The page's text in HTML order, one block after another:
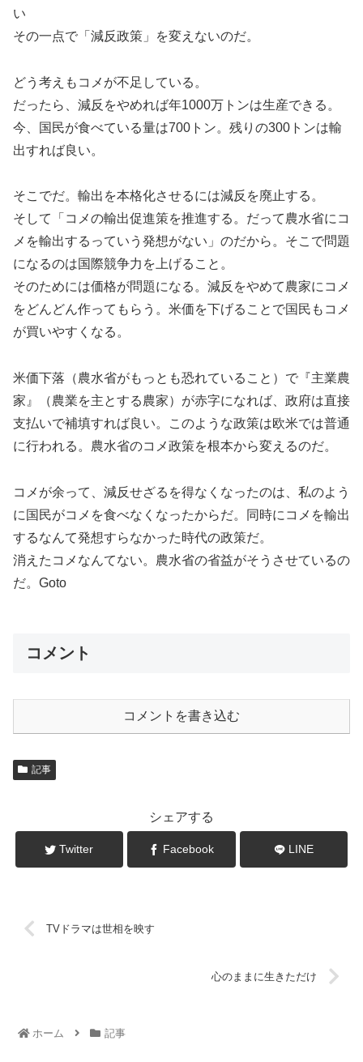
い
その一点で「減反政策」を変えないのだ。
どう考えもコメが不足している。
だったら、減反をやめれば年1000万トンは生産できる。
今、国民が食べている量は700トン。残りの300トンは輸
出すれば良い。
そこでだ。輸出を本格化させるには減反を廃止する。
そして「コメの輸出促進策を推進する。だって農水省にコ
メを輸出するっていう発想がない」のだから。そこで問題
になるのは国際競争力を上げること。
そのためには価格が問題になる。減反をやめて農家にコメ
をどんどん作ってもらう。米価を下げることで国民もコメ
が買いやすくなる。
米価下落（農水省がもっとも恐れていること）で『主業農
家』（農業を主とする農家）が赤字になれば、政府は直接
支払いで補填すれば良い。このような政策は欧米では普通
に行われる。農水省のコメ政策を根本から変えるのだ。
コメが余って、減反せざるを得なくなったのは、私のよう
に国民がコメを食べなくなったからだ。同時にコメを輸出
するなんて発想すらなかった時代の政策だ。
消えたコメなんてない。農水省の省益がそうさせているの
だ。Goto
コメント
コメントを書き込む
記事
シェアする
Twitter Facebook LINE
TVドラマは世相を映す
心のままに生きただけ
ホーム 記事